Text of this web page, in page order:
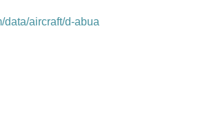
data/aircraft/d-abua